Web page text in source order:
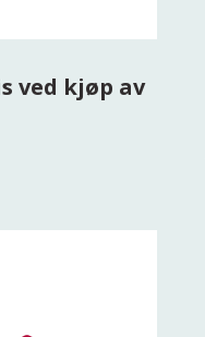
ved kjøp av